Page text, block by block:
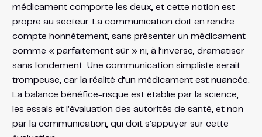
médicament comporte les deux, et cette notion est
propre au secteur. La communication doit en rendre
compte honnêtement, sans présenter un médicament
comme « parfaitement sûr » ni, à l’inverse, dramatiser
sans fondement. Une communication simpliste serait
trompeuse, car la réalité d’un médicament est nuancée.
La balance bénéfice-risque est établie par la science,
les essais et l’évaluation des autorités de santé, et non
par la communication, qui doit s’appuyer sur cette